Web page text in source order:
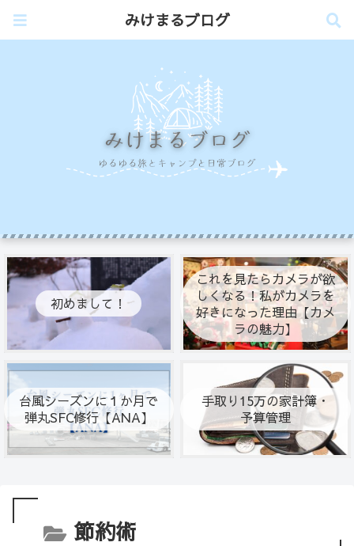
初めまして！
これを見たらカメラが欲
しくなる！私がカメラを
好きになった理由【カメ
ラの魅力】
台風シーズンに１か月で
弾丸SFC修行【ANA】
手取り15万の家計簿・
予算管理
節約術
みけまるブログ